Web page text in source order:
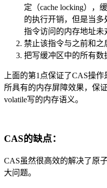
定（cache locking），
的执行开销，但是当
指令访问的内存地址未
禁止该指令与之前和之
把写缓冲区中的所有数
上面的第1点保证了CAS操
所具有的内存屏障效果，保
volatile写的内存语义。
CAS的缺点：
CAS虽然很高效的解决了原
大问题。